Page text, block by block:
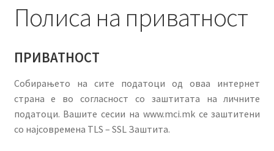
Проекти
За Нас
Контакт
МК
Полиса на приватност
ПРИВАТНОСТ
Собирањето на сите податоци од оваа интернет
страна е во согласност со заштитата на личните
податоци. Вашите сесии на www.mci.mk се заштитени
со најсовремена TLS – SSL Заштита.